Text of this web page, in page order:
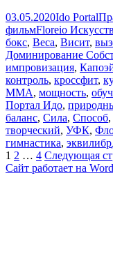
Опубликовано
03.05.2020Автор
Ido Portal
фильмМетки
Floreio
бокс, Веса, Висит,
Доминирование
импровизация,
контроль, кроссфит,
ММА, мощность,
Портал Идо,
баланс, Сила, Способ,
творческий, УФК,
гимнастика, эквилибр
Пагинация
записей
Страница
1 Страница
2 … Страница
4 Следующая
Сайт работает на